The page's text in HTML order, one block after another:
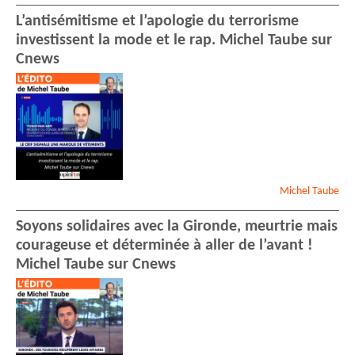
L’antisémitisme et l’apologie du terrorisme
investissent la mode et le rap. Michel Taube sur
Cnews
Michel Taube
Soyons solidaires avec la Gironde, meurtrie mais
courageuse et déterminée à aller de l’avant !
Michel Taube sur Cnews